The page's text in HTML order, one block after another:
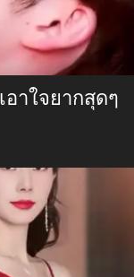
าใจยากสุดๆ